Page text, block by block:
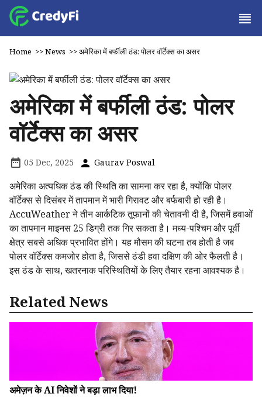
Home >>News >>अमेरिका में बर्फीली ठंड: पोलर वॉर्टेक्स का असर
अमेरिका में बर्फीली ठंड: पोलर
वॉर्टेक्स का असर
05 Dec, 2025 Gaurav Poswal
अमेरिका अत्यधिक ठंड की स्थिति का सामना कर रहा है, क्योंकि पोलर
वॉर्टेक्स से दिसंबर में तापमान में भारी गिरावट और बर्फबारी हो रही है।
AccuWeather ने तीन आर्कटिक तूफानों की चेतावनी दी है, जिसमें हवाओं
का तापमान माइनस 25 डिग्री तक गिर सकता है। मध्य-पश्चिम और पूर्वी
क्षेत्र सबसे अधिक प्रभावित होंगे। यह मौसम की घटना तब होती है जब
पोलर वॉर्टेक्स कमजोर होता है, जिससे ठंडी हवा दक्षिण की ओर फैलती है।
इस ठंड के साथ, खतरनाक परिस्थितियों के लिए तैयार रहना आवश्यक है।
Related News
अमेज़न के AI निवेशों ने बड़ा लाभ दिया!